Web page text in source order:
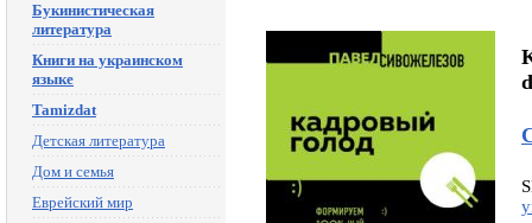
Букинистическая
литература
Книги на украинском
языке
Tamizdat
Детская литература
Дом и семья
Еврейский мир